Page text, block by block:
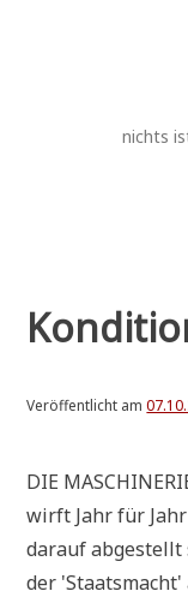
nichts
Veröffentlicht am
DIE
wirft Jahr für
dar­auf
der